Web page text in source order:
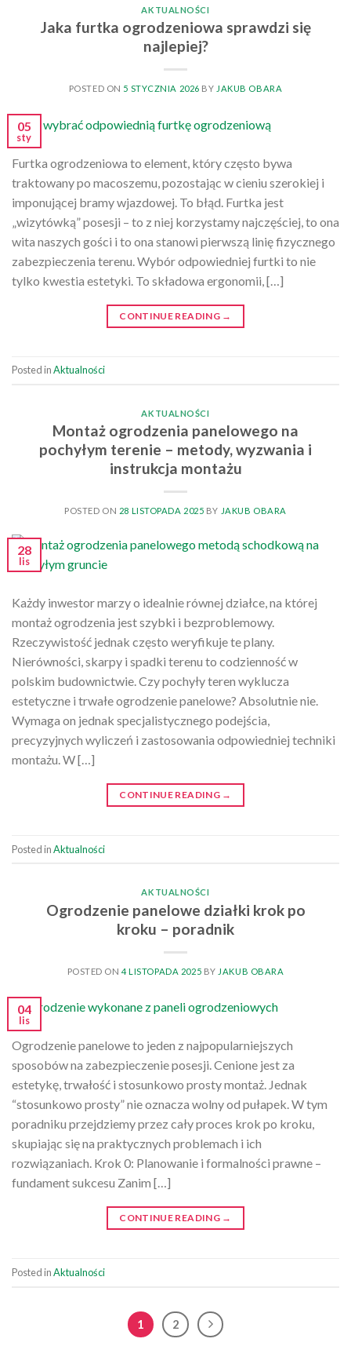
AKTUALNOŚCI
Jaka furtka ogrodzeniowa sprawdzi się
najlepiej?
POSTED ON 5 STYCZNIA 2026 BY JAKUB OBARA
05
sty
Furtka ogrodzeniowa to element, który często bywa
traktowany po macoszemu, pozostając w cieniu szerokiej i
imponującej bramy wjazdowej. To błąd. Furtka jest
„wizytówką” posesji – to z niej korzystamy najczęściej, to ona
wita naszych gości i to ona stanowi pierwszą linię fizycznego
zabezpieczenia terenu. Wybór odpowiedniej furtki to nie
tylko kwestia estetyki. To składowa ergonomii, […]
CONTINUE READING →
Posted inAktualności
AKTUALNOŚCI
Montaż ogrodzenia panelowego na
pochyłym terenie – metody, wyzwania i
instrukcja montażu
POSTED ON 28 LISTOPADA 2025 BY JAKUB OBARA
28
lis
Każdy inwestor marzy o idealnie równej działce, na której
montaż ogrodzenia jest szybki i bezproblemowy.
Rzeczywistość jednak często weryfikuje te plany.
Nierówności, skarpy i spadki terenu to codzienność w
polskim budownictwie. Czy pochyły teren wyklucza
estetyczne i trwałe ogrodzenie panelowe? Absolutnie nie.
Wymaga on jednak specjalistycznego podejścia,
precyzyjnych wyliczeń i zastosowania odpowiedniej techniki
montażu. W […]
CONTINUE READING →
Posted inAktualności
AKTUALNOŚCI
Ogrodzenie panelowe działki krok po
kroku – poradnik
POSTED ON4 LISTOPADA 2025 BY JAKUB OBARA
04
lis
Ogrodzenie panelowe to jeden z najpopularniejszych
sposobów na zabezpieczenie posesji. Cenione jest za
estetykę, trwałość i stosunkowo prosty montaż. Jednak
“stosunkowo prosty” nie oznacza wolny od pułapek. W tym
poradniku przejdziemy przez cały proces krok po kroku,
skupiając się na praktycznych problemach i ich
rozwiązaniach. Krok 0: Planowanie i formalności prawne –
fundament sukcesu Zanim […]
CONTINUE READING →
Posted inAktualności
1 2